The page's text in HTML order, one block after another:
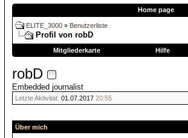
Home page
ELITE_3000 » Benutzerliste
Profil von robD
Mitgliederkarte Hilfe
robD
Embedded journalist
Letzte Aktivität: 01.07.2017 20:55
Über mich